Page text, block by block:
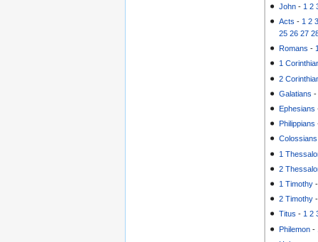
John - 1 2
Acts - 1 2
25 26 27
Romans -
1
2
Galatians
Ephesians
Philippians
Colossians
1
2
1 Timothy
2 Timothy
Titus -1 2
Philemon -